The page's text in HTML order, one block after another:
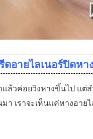
ดอายไลเนอร์ปิดหา
ล้วค่อยวิงหางขึ้นไป แต่
า เราจะเห็นแค่หางอาย